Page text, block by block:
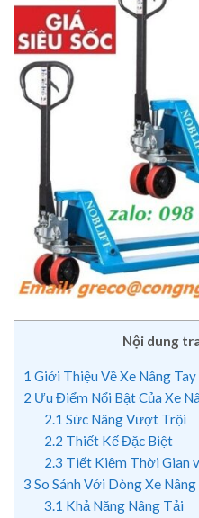
Nội dung
1 Giới Thiệu Về Xe Nâng
2 Ưu Điểm Nổi Bật Của Xe
2.1 Sức Nâng Vượt Trội
2.2 Thiết Kế Đặc Biệt
2.3 Tiết Kiệm Thời Gian
3 So Sánh Với Dòng Xe
3.1 Khả Năng Nâng Tải